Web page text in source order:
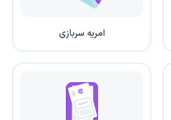
امریه سربازی